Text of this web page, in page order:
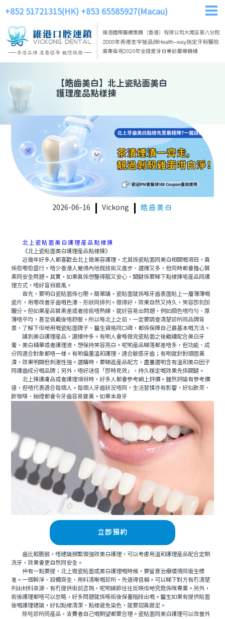
+852 51721315(HK) +853 65585927(Macau)
【皓齒美白】 北上瓷貼面美白
護理産品點樣揀
2026-06-16 Vickong 皓齒美白
北上瓷貼面美白護理産品點樣揀
《北上瓷貼面美白護理産品點樣揀》
近幾年好多人都喜歡去北上做美容護理，尤其係瓷貼面同美白相關嘅項目，真
係愈嚟愈盛行。唔少香港人覺得內地既技術又進步、選擇又多，但同時都會擔心質
素同安全問題。其實，如果真係想整得靓又安心，關鍵係要睇下點樣揀啱産品同護
理方式，唔好盲目跟風。
首先，要明白瓷貼面係乜嘢。簡單講，瓷貼面就係喺牙齒表面貼上一層薄薄嘅
瓷片，用嚟改善牙齒嘅色澤、形狀同排列。做得好，效果自然又持久，笑容即刻加
曬分。但如果産品質素差或者技術唔熟練，就好容易出問題，例如顔色唔均勻、厚
薄唔平均，甚至佩戴後唔舒服。所以喺北上之前，一定要調查清楚診所同品牌背
景，了解下佢哋用嘅瓷貼面牌子、醫生資格同口碑，都係保障自己最基本嘅方法。
講到美白護理産品，選擇仲多。有啲人會喺做完瓷貼面之後繼續配合美白牙
膏、美白精華或者護理液，想保持笑容亮白。呢啲産品睇落都差唔多，但功能、成
分同適合對象都唔一樣。有啲偏重溫和護理，適合敏感牙齒；有啲就針對頑固黃
漬，效果明顯但刺激性強。選購時，要睇返産品配方，盡量選啲含有溫和美白因子
同護齒成分嘅品牌；另外，唔好迷信「即時見效」，持久穩定嘅效果先係關鍵。
北上揀護膚品或者護理項目時，好多人都會參考網上評價。雖然評論有參考價
值，但唔代表適合每個人。每個人牙齒狀況唔同，生活習慣亦有影響，好似飲茶、
飲咖啡、抽煙都會令牙齒容易變黃。如果本身牙
立即預約
齒比較脆弱，唔建議頻繁做強效美白護理，可以考慮用溫和護理産品配合定期
洗牙，效果會更自然同安全。
仲有一點要提，北上做瓷貼面或美白護理嘅時候，要留意治療環境同衛生標
准。一個幹淨、設備齊全、用料清晰嘅診所，先值得信賴。可以睇下對方有冇清楚
列出材料來源、有冇提供術前咨詢，呢啲細節往往反映佢哋究竟係咪專業。另外，
術後護理都唔可以忽略，好多問題就係喺術後保養階段出嘅。醫生如果有提供貼面
後嘅護理建議，好似點樣清潔、點樣避免染色，就要認真跟足。
除咗診所同産品，消費者自己嘅期望都要合理。瓷貼面同美白護理可以改善外